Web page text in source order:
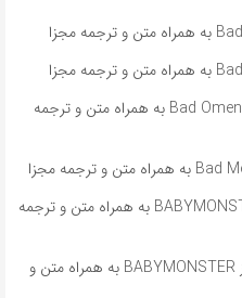
آهنگ انگلیسی Dying To Love از Bad Omens به همراه متن و ترجمه
آهنگ انگلیسی HOT SAUCE از BABYMONSTER به همراه متن و ترجمه
آهنگ انگلیسی SUPA DUPA LUV از BABYMONSTER به همراه متن و